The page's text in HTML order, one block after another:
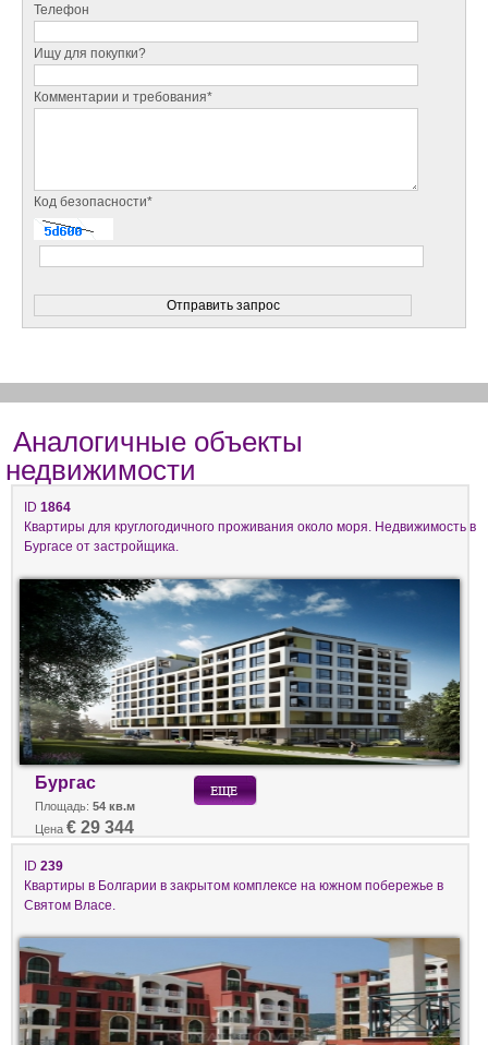
Телефон
Ищу для покупки?
Комментарии и требования*
Код безопасности*
Аналогичные объекты
недвижимости
ID 1864
Квартиры для круглогодичного проживания около моря. Недвижимость в
Бургасе от застройщика.
Бургас
Площадь: 54 кв.м
Цена € 29 344
ID 239
Квартиры в Болгарии в закрытом комплексе на южном побережье в
Святом Власе.